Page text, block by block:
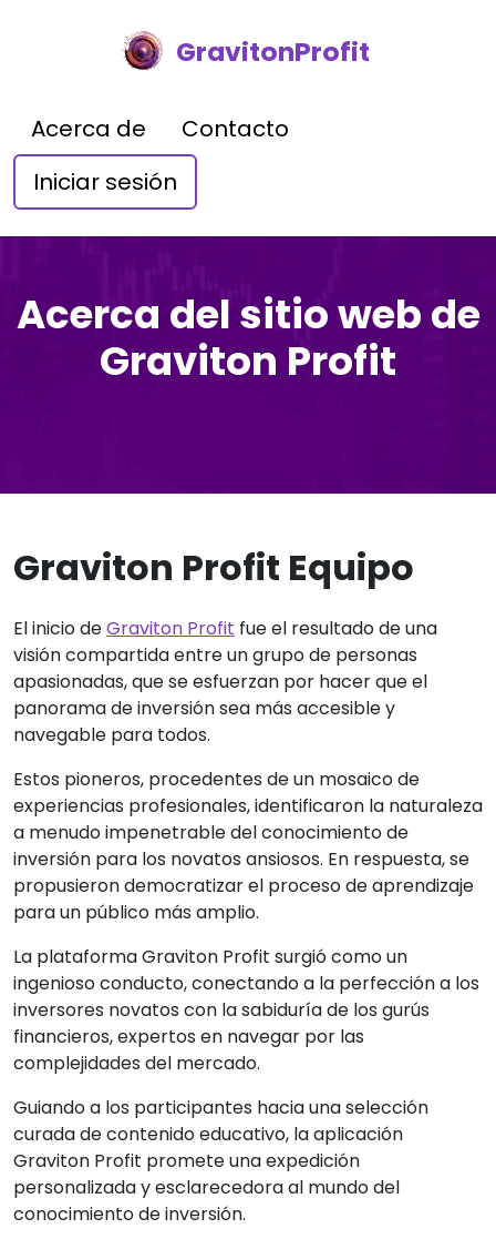
GravitonProfit
Acerca de
Contacto
Iniciar sesión
Acerca del sitio web de
Graviton Profit
Graviton Profit Equipo
El inicio deGraviton Profit fue el resultado de una
visión compartida entre un grupo de personas
apasionadas, que se esfuerzan por hacer que el
panorama de inversión sea más accesible y
navegable para todos.
Estos pioneros, procedentes de un mosaico de
experiencias profesionales, identificaron la naturaleza
a menudo impenetrable del conocimiento de
inversión para los novatos ansiosos. En respuesta, se
propusieron democratizar el proceso de aprendizaje
para un público más amplio.
La plataforma Graviton Profit surgió como un
ingenioso conducto, conectando a la perfección a los
inversores novatos con la sabiduría de los gurús
financieros, expertos en navegar por las
complejidades del mercado.
Guiando a los participantes hacia una selección
curada de contenido educativo, la aplicación
Graviton Profit promete una expedición
personalizada y esclarecedora al mundo del
conocimiento de inversión.